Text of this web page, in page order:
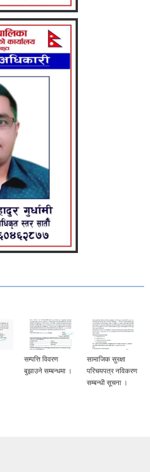
सम्पत्ति विवरण
बुझाउने सम्बन्धमा ।
सामाजिक सुरक्षा
परिचयपत्र नविकरण
सम्बन्धी सूचना ।